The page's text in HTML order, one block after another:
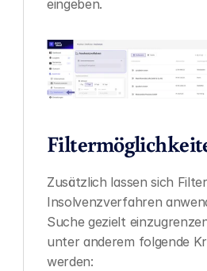
eingeben.
Zusätzlich lassen sich
Insolvenzverfahren
Suche gezielt
unter anderem folgende
werden: